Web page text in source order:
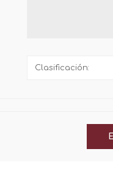
Clasificación: